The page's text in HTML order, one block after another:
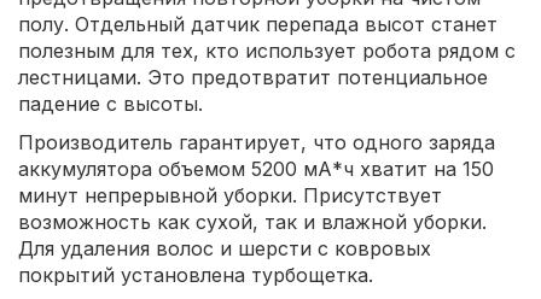
полу. Отдельный датчик перепада высот станет
полезным для тех, кто использует робота рядом с
лестницами. Это предотвратит потенциальное
падение с высоты.
Производитель гарантирует, что одного заряда
аккумулятора объемом 5200 мА*ч хватит на 150
минут непрерывной уборки. Присутствует
возможность как сухой, так и влажной уборки.
Для удаления волос и шерсти с ковровых
покрытий установлена турбощетка.